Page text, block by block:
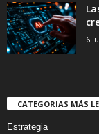
6
CATEGORIAS MÁS
Estrategia